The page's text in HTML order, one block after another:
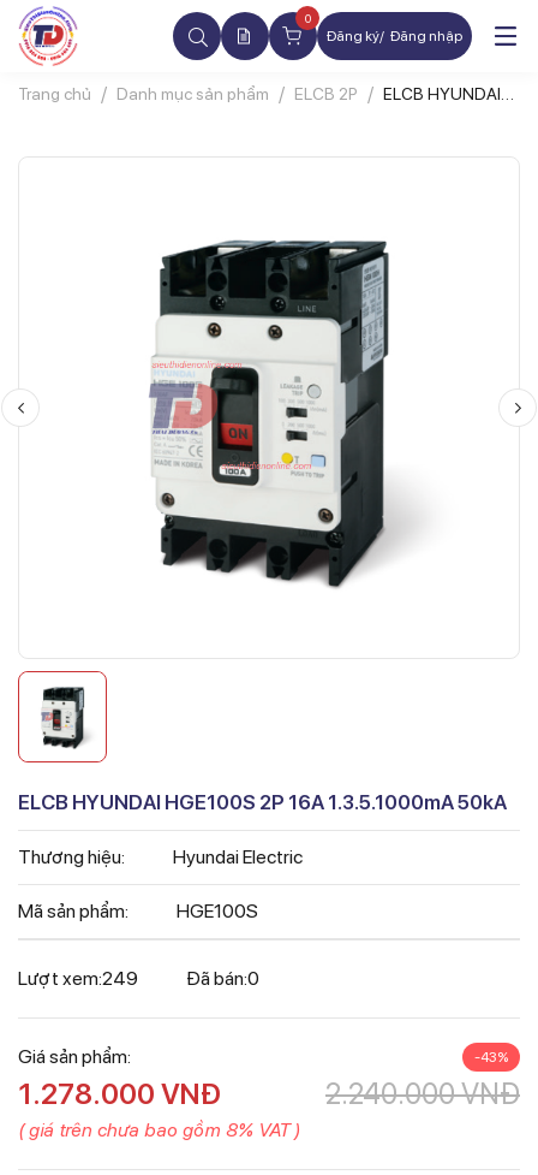
0
Đăng ký Đăng nhập
Trang chủ Danh mục sản phẩm ELCB 2P
ELCB HYUNDAI
ELCB HYUNDAI HGE100S 2P 16A 1.3.5.1000mA 50kA
Thương hiệu: Hyundai Electric
Mã sản phẩm: HGE100S
Lượt xem:249 Đã bán:0
Giá sản phẩm: -43%
2.240.000VNĐ
1.278.000 VNĐ
( giá trên chưa bao gồm 8% VAT )